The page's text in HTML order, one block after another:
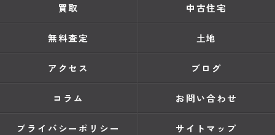
買取 中古住宅
無料査定 土地
アクセス ブログ
コラム お問い合わせ
プライバシーポリシー サイトマップ